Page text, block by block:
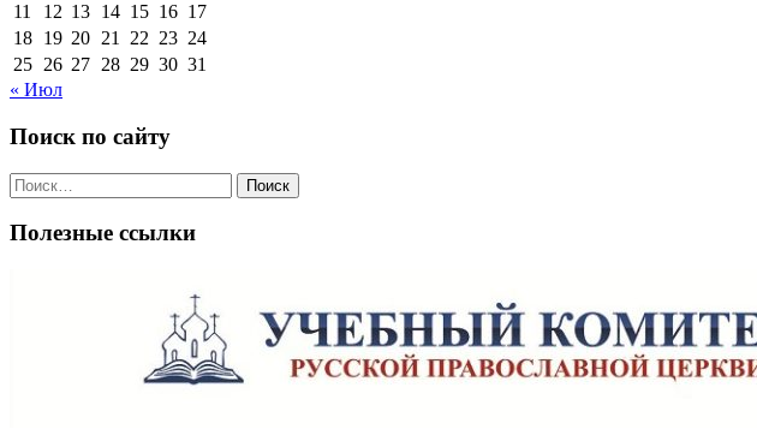
11
12 13 14 15 16 17
18 19 20 21 22 23 24
25 26 27 28 29 30 31
« Июл
Поиск по сайту
Поиск
по:
Полезные ссылки